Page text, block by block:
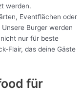
werden.
Eventflächen oder
Burger werden
nur für beste
Flair, das deine Gäste
für